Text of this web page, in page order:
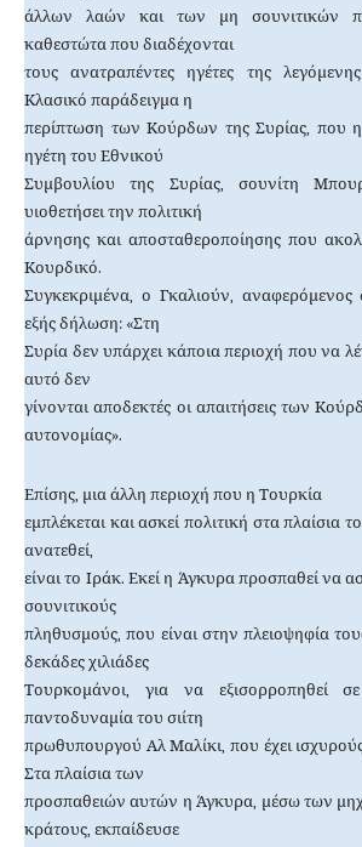
άλλων λαών και των μη σουνιτικών
καθεστώτα που διαδέχονται
τους ανατραπέντες ηγέτες της
Κλασικό παράδειγμα η
περίπτωση των Κούρδων της Συρίας, που η
ηγέτη του Εθνικού
Συμβουλίου της Συρίας, σουνίτη
υιοθετήσει την πολιτική
άρνησης και αποσταθεροποίησης που
Κουρδικό.
Συγκεκριμένα, ο Γκαλιούν,
εξής δήλωση: «Στη
Συρία δεν υπάρχει κάποια περιοχή που να
αυτό δεν
γίνονται αποδεκτές οι απαιτήσεις των
αυτονομίας».
Επίσης, μια άλλη περιοχή που η Τουρκία
εμπλέκεται και ασκεί πολιτική στα πλαίσια
ανατεθεί,
είναι το Ιράκ. Εκεί η Άγκυρα προσπαθεί να
σουνιτικούς
πληθυσμούς, που είναι στην πλειοψηφία
δεκάδες χιλιάδες
Τουρκομάνοι, για να εξισορροπηθεί
παντοδυναμία του σιίτη
πρωθυπουργού Αλ Μαλίκι, που έχει
Στα πλαίσια των
προσπαθειών αυτών η Άγκυρα, μέσω των
κράτους, εκπαίδευσε